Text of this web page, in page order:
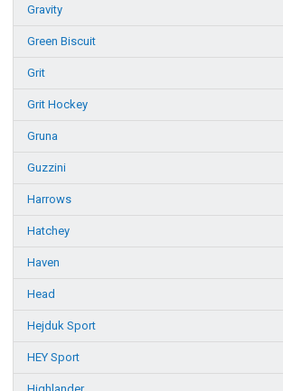
Gravity
Green Biscuit
Grit
Grit Hockey
Gruna
Guzzini
Harrows
Hatchey
Haven
Head
Hejduk Sport
HEY Sport